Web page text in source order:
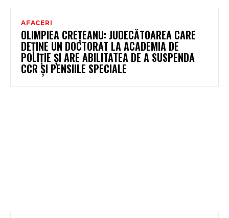
AFACERI
OLIMPIEA CREȚEANU: JUDECĂTOAREA CARE
DEȚINE UN DOCTORAT LA ACADEMIA DE
POLIȚIE ȘI ARE ABILITATEA DE A SUSPENDA
CCR ȘI PENSIILE SPECIALE